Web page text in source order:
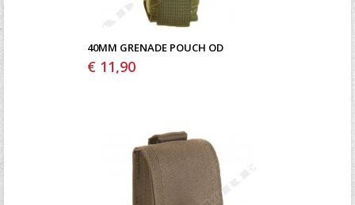
40MM GRENADE POUCH OD
€ 11,90